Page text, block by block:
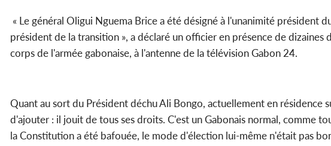
« Le général Oligui Nguema Brice a été désigné à l'unanimité président
président de la transition », a déclaré un officier en présence de
corps de l'armée gabonaise, à l'antenne de la télévision Gabon 24.
Quant au sort du Président déchu Ali Bongo, actuellement en résidence
d'ajouter : il jouit de tous ses droits. C'est un Gabonais normal, comme
la Constitution a été bafouée, le mode d'élection lui-même n'était pas